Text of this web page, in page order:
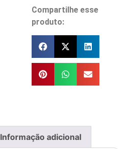
Compartilhe esse
produto:
Informação adicional